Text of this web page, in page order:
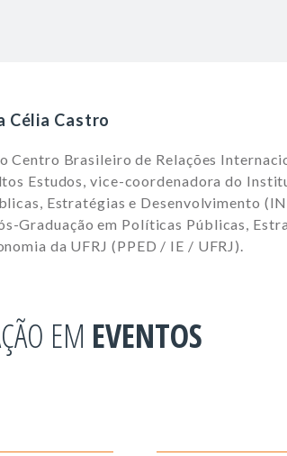
Célia Castro
Centro Brasileiro de Relações
Estudos, vice-coordenadora do
Estratégias e Desenvolvimento
Graduação em Políticas Públicas,
da UFRJ (PPED / IE / UFRJ).
EM EVENTOS